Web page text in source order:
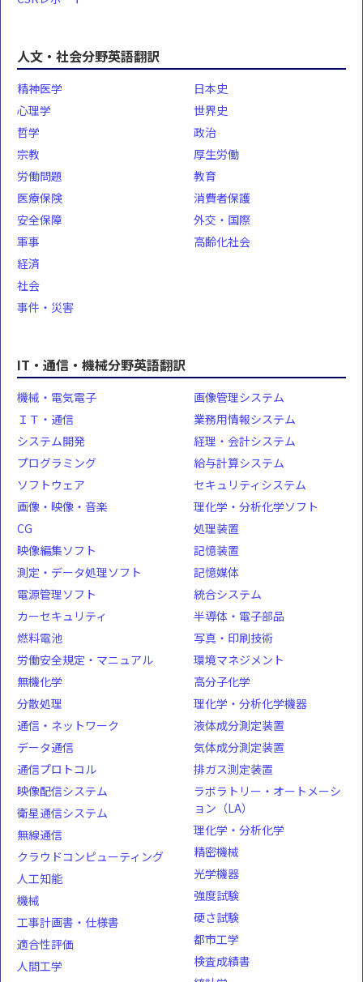
人文・社会分野英語翻訳
精神医学
心理学
哲学
宗教
日本史
世界史
政治
厚生労働
労働問題
医療保険
安全保障
軍事
教育
消費者保護
外交・国際
高齢化社会
経済
社会
事件・災害
IT・通信・機械分野英語翻訳
機械・電気電子
ＩＴ・通信
システム開発
プログラミング
ソフトウェア
画像・映像・音楽
CG
映像編集ソフト
測定・データ処理ソフト
電源管理ソフト
カーセキュリティ
燃料電池
労働安全規定・マニュアル
無機化学
画像管理システム
業務用情報システム
経理・会計システム
給与計算システム
セキュリティシステム
理化学・分析化学ソフト
処理装置
記憶装置
記憶媒体
統合システム
半導体・電子部品
写真・印刷技術
環境マネジメント
高分子化学
分散処理
通信・ネットワーク
データ通信
通信プロトコル
映像配信システム
衛星通信システム
無線通信
クラウドコンピューティング
人工知能
機械
工事計画書・仕様書
適合性評価
人間工学
理化学・分析化学機器
液体成分測定装置
気体成分測定装置
排ガス測定装置
ラボラトリー・オートメーシ
ョン（LA）
理化学・分析化学
精密機械
光学機器
強度試験
硬さ試験
都市工学
検査成績書